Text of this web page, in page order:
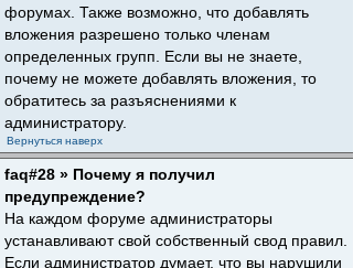
форумах. Также возможно, что добавлять
вложения разрешено только членам
определенных групп. Если вы не знаете,
почему не можете добавлять вложения, то
обратитесь за разъяснениями к
администратору.
Вернуться наверх
faq#28 » Почему я получил
предупреждение?
На каждом форуме администраторы
устанавливают свой собственный свод правил.
Если администратор думает, что вы нарушили